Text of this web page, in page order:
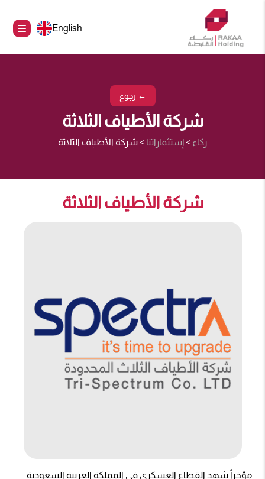
English
← رجوع
شركة الأطياف الثلاثة
ركاء >إستثماراتنا >شركة الأطياف الثلاثة
شركة الأطياف الثلاثة
مؤخراً شهد القطاع العسكري في المملكة العربية السعودية